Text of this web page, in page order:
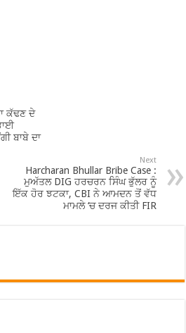
ਕੱਢਣ ਦੇ
ਬਾਬੇ ਦਾ
Next
Harcharan Bhullar Bribe Case :
ਮੁਅੱਤਲ DIG ਹਰਚਰਨ ਸਿੰਘ ਭੁੱਲਰ ਨੂੰ
ਇੱਕ ਹੋਰ ਝਟਕਾ, CBI ਨੇ ਆਮਦਨ ਤੋਂ ਵੱਧ
ਮਾਮਲੇ ‘ਚ ਦਰਜ ਕੀਤੀ FIR